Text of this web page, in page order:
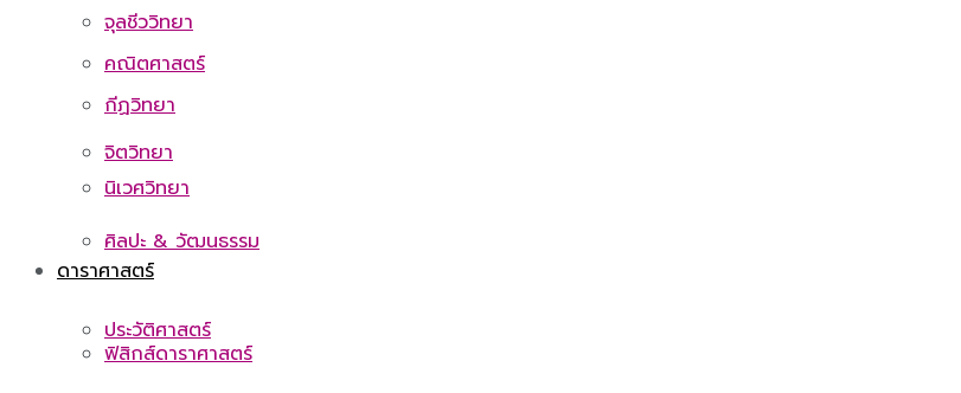
คณิตศาสตร์
จิตวิทยา
ศิลปะ & วัฒนธรรม
ประวัติศาสตร์
จุลชีววิทยา
กีฏวิทยา
นิเวศวิทยา
ดาราศาสตร์
ฟิสิกส์ดาราศาสตร์